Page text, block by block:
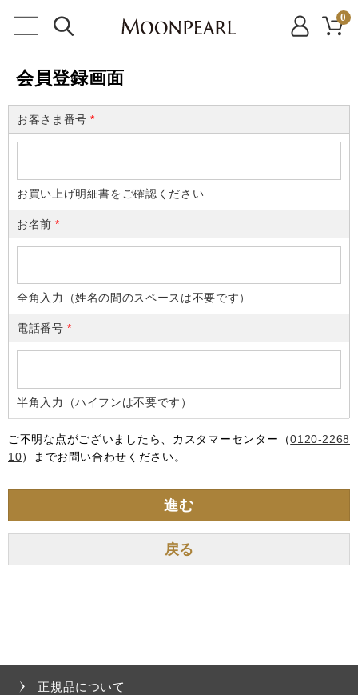
0
会員登録画面
お客さま番号 *
お買い上げ明細書をご確認ください
お名前 *
全角入力（姓名の間のスペースは不要です）
電話番号 *
半角入力（ハイフンは不要です）
ご不明な点がございましたら、カスタマーセンター（0120-2268
10）までお問い合わせください。
進む
正規品について